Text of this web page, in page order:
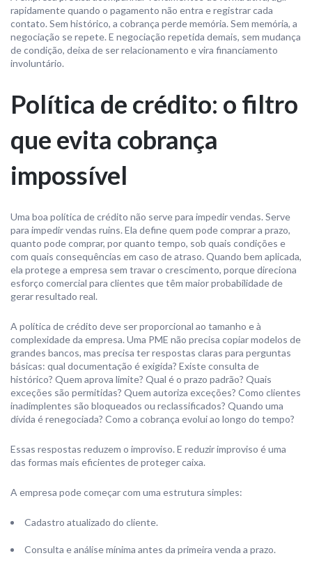
rapidamente quando o pagamento não entra e registrar cada
contato. Sem histórico, a cobrança perde memória. Sem memória, a
negociação se repete. E negociação repetida demais, sem mudança
de condição, deixa de ser relacionamento e vira financiamento
involuntário.
Política de crédito: o filtro
que evita cobrança
impossível
Uma boa política de crédito não serve para impedir vendas. Serve
para impedir vendas ruins. Ela define quem pode comprar a prazo,
quanto pode comprar, por quanto tempo, sob quais condições e
com quais consequências em caso de atraso. Quando bem aplicada,
ela protege a empresa sem travar o crescimento, porque direciona
esforço comercial para clientes que têm maior probabilidade de
gerar resultado real.
A política de crédito deve ser proporcional ao tamanho e à
complexidade da empresa. Uma PME não precisa copiar modelos de
grandes bancos, mas precisa ter respostas claras para perguntas
básicas: qual documentação é exigida? Existe consulta de
histórico? Quem aprova limite? Qual é o prazo padrão? Quais
exceções são permitidas? Quem autoriza exceções? Como clientes
inadimplentes são bloqueados ou reclassificados? Quando uma
dívida é renegociada? Como a cobrança evolui ao longo do tempo?
Essas respostas reduzem o improviso. E reduzir improviso é uma
das formas mais eficientes de proteger caixa.
A empresa pode começar com uma estrutura simples:
Cadastro atualizado do cliente.
Consulta e análise mínima antes da primeira venda a prazo.